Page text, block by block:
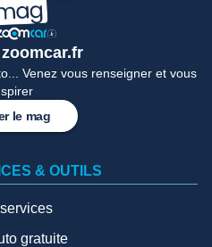
Venez vous renseigner et vous
le mag
& OUTILS
gratuite